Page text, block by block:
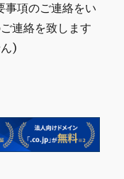
事項のご連絡をい
連絡を致します
)